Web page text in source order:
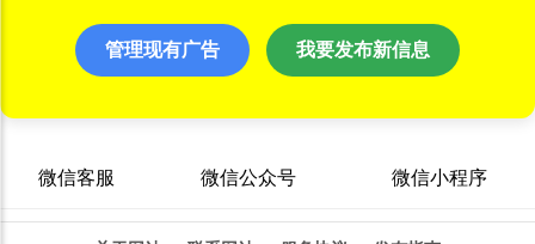
管理现有广告 我要发布新信息
微信客服 微信公众号 微信小程序